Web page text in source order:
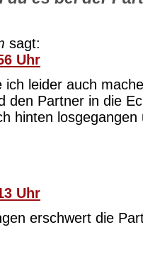
sagt:
Uhr
leider auch
den Partner in die
hinten
Uhr
erschwert die